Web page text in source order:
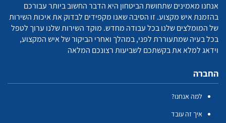
אנחנו מאמינים שתחושת הביטחון היא הדבר החשוב ביותר עבורכם
בהזמנת איש מקצוע. זו הסיבה שאנו מקפידים לבדוק את איכות השירות
של המומלצים שלנו בכל עבודה מחדש. מוקד השירות שלנו ערוך לטפל
בכל בעיה שמתעוררת לפני, במהלך ואחרי הביקור של איש המקצוע,
וידאג למלא את בקשתכם לשביעות רצונכם המלאה
החברה
למה אנחנו?
איך זה עובד